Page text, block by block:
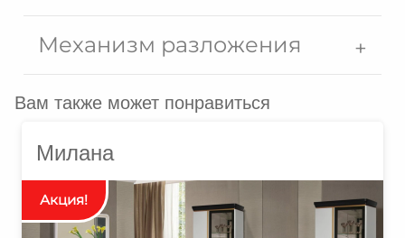
Механизм разложения
Вам также может понравиться
Милана